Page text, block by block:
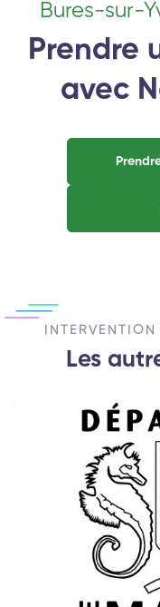
Bures-sur-
Prendre
avec
Les